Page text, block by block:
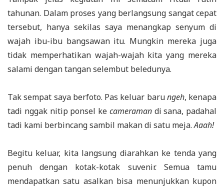
tahunan. Dalam proses yang berlangsung sangat cepat
tersebut, hanya sekilas saya menangkap senyum di
wajah ibu-ibu bangsawan itu. Mungkin mereka juga
tidak memperhatikan wajah-wajah kita yang mereka
salami dengan tangan selembut beledunya.
Tak sempat saya berfoto. Pas keluar barungeh, kenapa
tadi nggak nitip ponsel ke cameramandi sana, padahal
tadi kami berbincang sambil makan di satu meja.Aaah!
Begitu keluar, kita langsung diarahkan ke tenda yang
penuh dengan kotak-kotak suvenir. Semua tamu
mendapatkan satu asalkan bisa menunjukkan kupon